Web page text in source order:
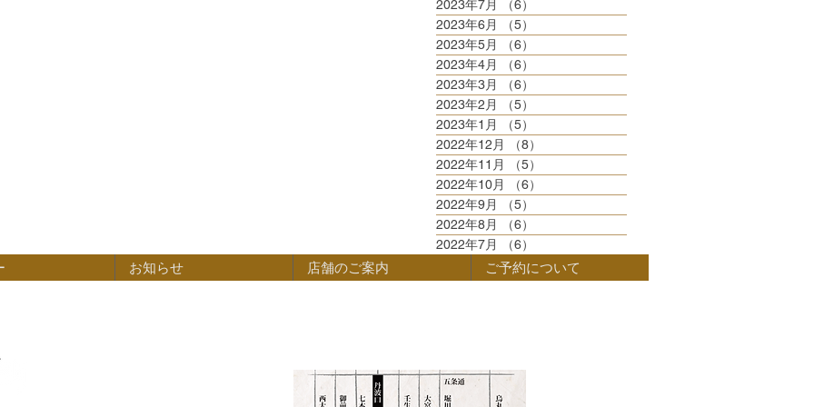
2023年7月
（6）
2023年6月
（5）
2023年5月
（6）
2023年4月
（6）
2023年3月
（6）
2023年2月
（5）
2023年1月
（5）
2022年12月
（8）
2022年11月
（5）
2022年10月
（6）
2022年9月
（5）
2022年8月
（6）
2022年7月
（6）
お知らせ 店舗のご案内 ご予約について